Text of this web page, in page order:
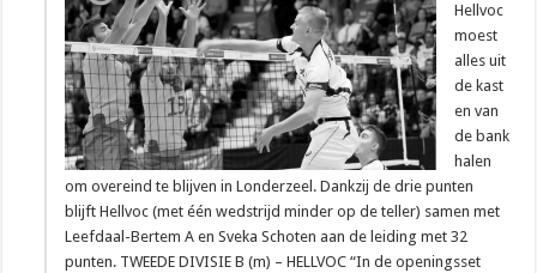
Hellvoc
moest
alles uit
de kast
en van
de bank
halen
om overeind te blijven in Londerzeel. Dankzij de drie punten
blijft Hellvoc (met één wedstrijd minder op de teller) samen met
Leefdaal-Bertem A en Sveka Schoten aan de leiding met 32
punten. TWEEDE DIVISIE B (m) – HELLVOC “In de openingsset